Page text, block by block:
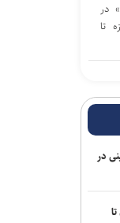
در
تا
در